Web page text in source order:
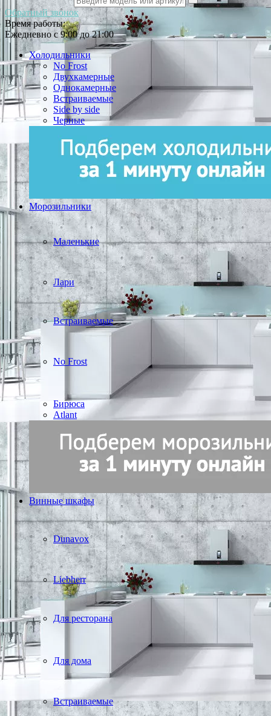
Обратный звонок
Время работы:
Ежедневно с 9:00 до 21:00
Холодильники
No Frost
Двухкамерные
Однокамерные
Встраиваемые
Side by side
Черные
Морозильники
Маленькие
Лари
Встраиваемые
No Frost
Бирюса
Atlant
Винные шкафы
Dunavox
Liebherr
Для ресторана
Для дома
Встраиваемые